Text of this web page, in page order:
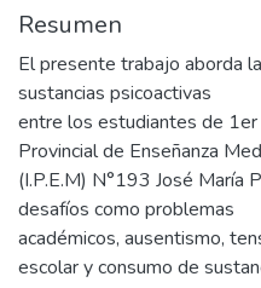
Resumen
El presente trabajo aborda
sustancias psicoactivas
entre los estudiantes de
Provincial de Enseñanza
(I.P.E.M) N°193 José María
desafíos como problemas
académicos, ausentismo,
escolar y consumo de